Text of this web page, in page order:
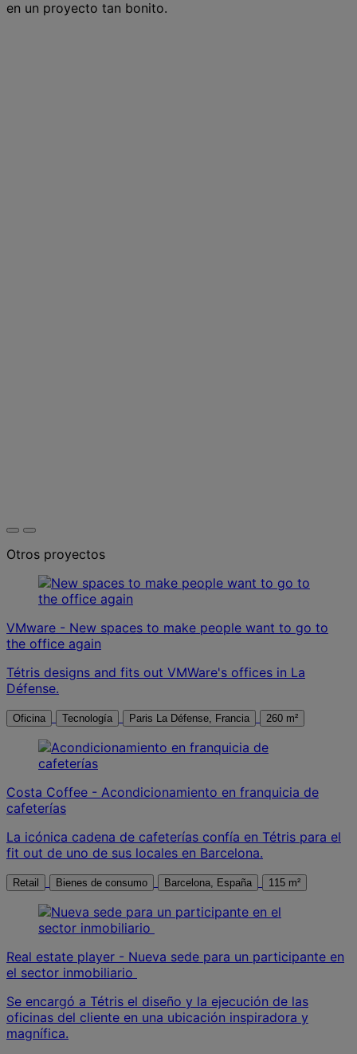
en un proyecto tan bonito.
Otros proyectos
VMware - New spaces to make people want to go to
the office again
Tétris designs and fits out VMWare's offices in La
Défense.
Oficina Tecnología Paris La Défense, Francia 260 m²
Costa Coffee - Acondicionamiento en franquicia de
cafeterías
La icónica cadena de cafeterías confía en Tétris para el
fit out de uno de sus locales en Barcelona.
Retail Bienes de consumo Barcelona, España 115 m²
Real estate player - Nueva sede para un participante en
el sector inmobiliario
Se encargó a Tétris el diseño y la ejecución de las
oficinas del cliente en una ubicación inspiradora y
magnífica.